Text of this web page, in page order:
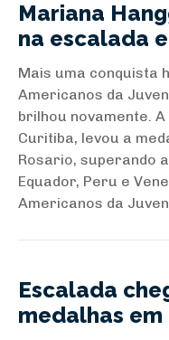
Mariana
na escalada
Mais uma conquista
Americanos da
brilhou novamente.
Curitiba, levou a
Rosario, superando
Equador, Peru e
Americanos da
Escalada
medalhas em